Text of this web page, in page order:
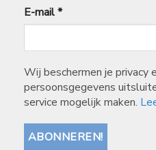
E-mail*
Wij beschermen je privacy
persoonsgegevens
service mogelijk maken.